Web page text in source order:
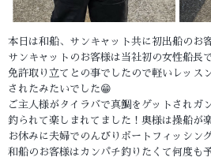
本日は和船、サンキャット共に初出船のお
サンキャットのお客様は当社初の女性船長
免許取り立てとの事でしたので軽いレッス
されたみたいでした😁
ご主人様がタイラバで真鯛をゲットされガ
釣られて楽しまれてました！奥様は操船が
お休みに夫婦でのんびりボートフィッシン
和船のお客様はカンパチ釣りたくて何度も